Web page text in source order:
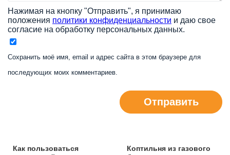
Нажимая на кнопку "Отправить", я принимаю
положения политики конфиденциальности и даю свое
согласие на обработку персональных данных.
Сохранить моё имя, email и адрес сайта в этом браузере для
последующих моих комментариев.
Отправить
Как пользоваться
Коптильня из газового